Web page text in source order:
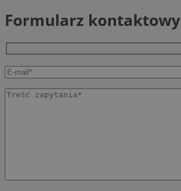
Formularz kontaktowy